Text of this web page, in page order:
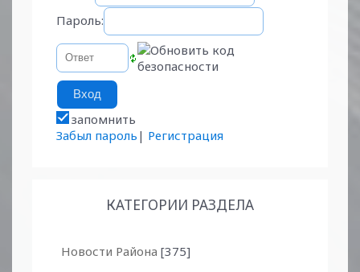
Пароль:
запомнить
Забыл пароль | Регистрация
КАТЕГОРИИ РАЗДЕЛА
Новости Района [375]